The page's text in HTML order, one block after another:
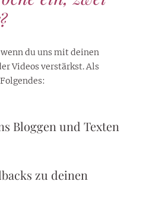
du uns mit deinen
Videos verstärkst. Als
Bloggen und Texten
zu deinen